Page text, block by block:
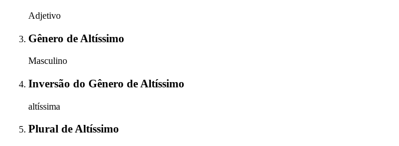
Adjetivo
Gênero de Altíssimo
Masculino
Inversão do Gênero de Altíssimo
altíssima
Plural deAltíssimo